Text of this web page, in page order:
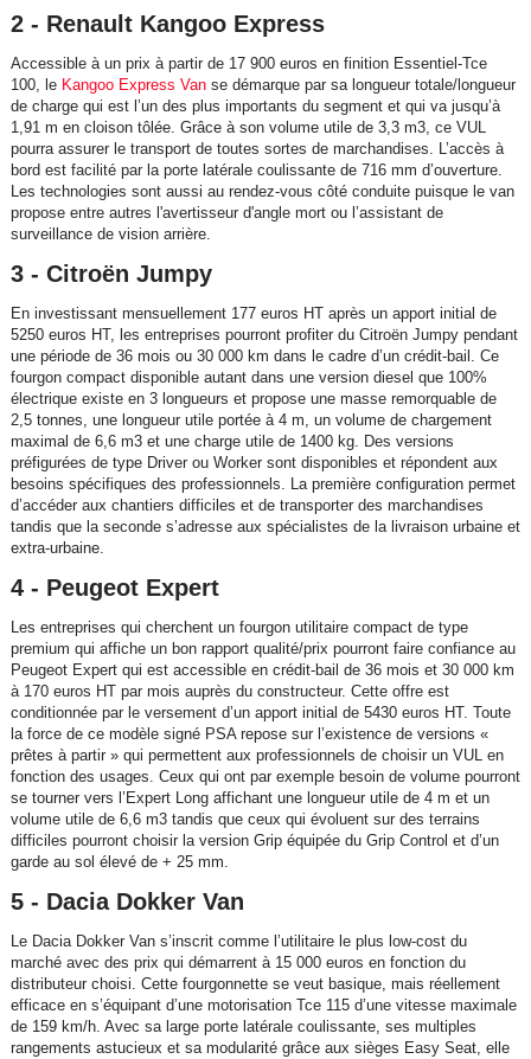
2 - Renault Kangoo Express
Accessible à un prix à partir de 17 900 euros en finition Essentiel-Tce
100, le Kangoo Express Vanse démarque par sa longueur totale/longueur
de charge qui est l’un des plus importants du segment et qui va jusqu’à
1,91 m en cloison tôlée. Grâce à son volume utile de 3,3 m3, ce VUL
pourra assurer le transport de toutes sortes de marchandises. L’accès à
bord est facilité par la porte latérale coulissante de 716 mm d’ouverture.
Les technologies sont aussi au rendez-vous côté conduite puisque le van
propose entre autres l'avertisseur d'angle mort ou l’assistant de
surveillance de vision arrière.
3 - Citroën Jumpy
En investissant mensuellement 177 euros HT après un apport initial de
5250 euros HT, les entreprises pourront profiter du Citroën Jumpy pendant
une période de 36 mois ou 30 000 km dans le cadre d’un crédit-bail. Ce
fourgon compact disponible autant dans une version diesel que 100%
électrique existe en 3 longueurs et propose une masse remorquable de
2,5 tonnes, une longueur utile portée à 4 m, un volume de chargement
maximal de 6,6 m3 et une charge utile de 1400 kg. Des versions
préfigurées de type Driver ou Worker sont disponibles et répondent aux
besoins spécifiques des professionnels. La première configuration permet
d’accéder aux chantiers difficiles et de transporter des marchandises
tandis que la seconde s’adresse aux spécialistes de la livraison urbaine et
extra-urbaine.
4 - Peugeot Expert
Les entreprises qui cherchent un fourgon utilitaire compact de type
premium qui affiche un bon rapport qualité/prix pourront faire confiance au
Peugeot Expert qui est accessible en crédit-bail de 36 mois et 30 000 km
à 170 euros HT par mois auprès du constructeur. Cette offre est
conditionnée par le versement d’un apport initial de 5430 euros HT. Toute
la force de ce modèle signé PSA repose sur l’existence de versions «
prêtes à partir » qui permettent aux professionnels de choisir un VUL en
fonction des usages. Ceux qui ont par exemple besoin de volume pourront
se tourner vers l’Expert Long affichant une longueur utile de 4 m et un
volume utile de 6,6 m3 tandis que ceux qui évoluent sur des terrains
difficiles pourront choisir la version Grip équipée du Grip Control et d’un
garde au sol élevé de + 25 mm.
5 - Dacia Dokker Van
Le Dacia Dokker Van s’inscrit comme l’utilitaire le plus low-cost du
marché avec des prix qui démarrent à 15 000 euros en fonction du
distributeur choisi. Cette fourgonnette se veut basique, mais réellement
efficace en s’équipant d’une motorisation Tce 115 d’une vitesse maximale
de 159 km/h. Avec sa large porte latérale coulissante, ses multiples
rangements astucieux et sa modularité grâce aux sièges Easy Seat, elle